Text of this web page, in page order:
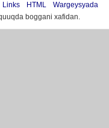
Links HTML
Wargeysyada
boggani xafidan.